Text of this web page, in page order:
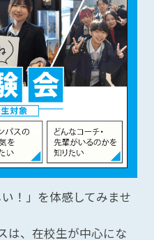
！」を体感してみませ
は、在校生が中心にな